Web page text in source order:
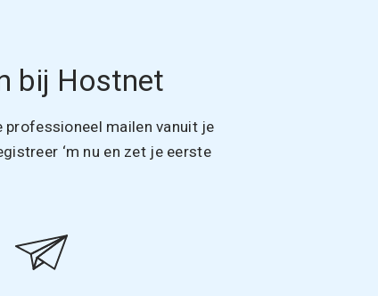
bij Hostnet
professioneel mailen vanuit je
‘m nu en zet je eerste